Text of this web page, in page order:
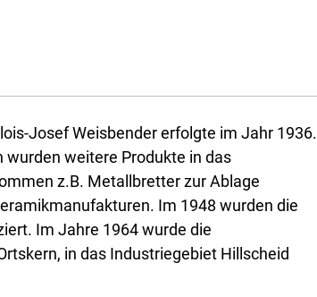
Josef Weisbender erfolgte im Jahr 1936.
wurden weitere Produkte in das
z.B. Metallbretter zur Ablage
Im 1948 wurden die
Im Jahre 1964 wurde die
in das Industriegebiet Hillscheid